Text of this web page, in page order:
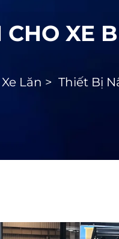
XE
Lăn > Thiết Bị